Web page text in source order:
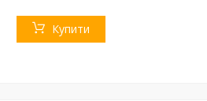
Купити